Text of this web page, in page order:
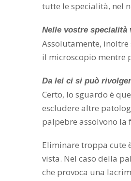
tutte le specialità, nel
Nelle vostre specialità
Assolutamente,
il microscopio mentre
Da lei ci si può
Certo, lo sguardo è
escludere altre
palpebre assolvono la
Eliminare troppa cute
vista. Nel caso della
che provoca una